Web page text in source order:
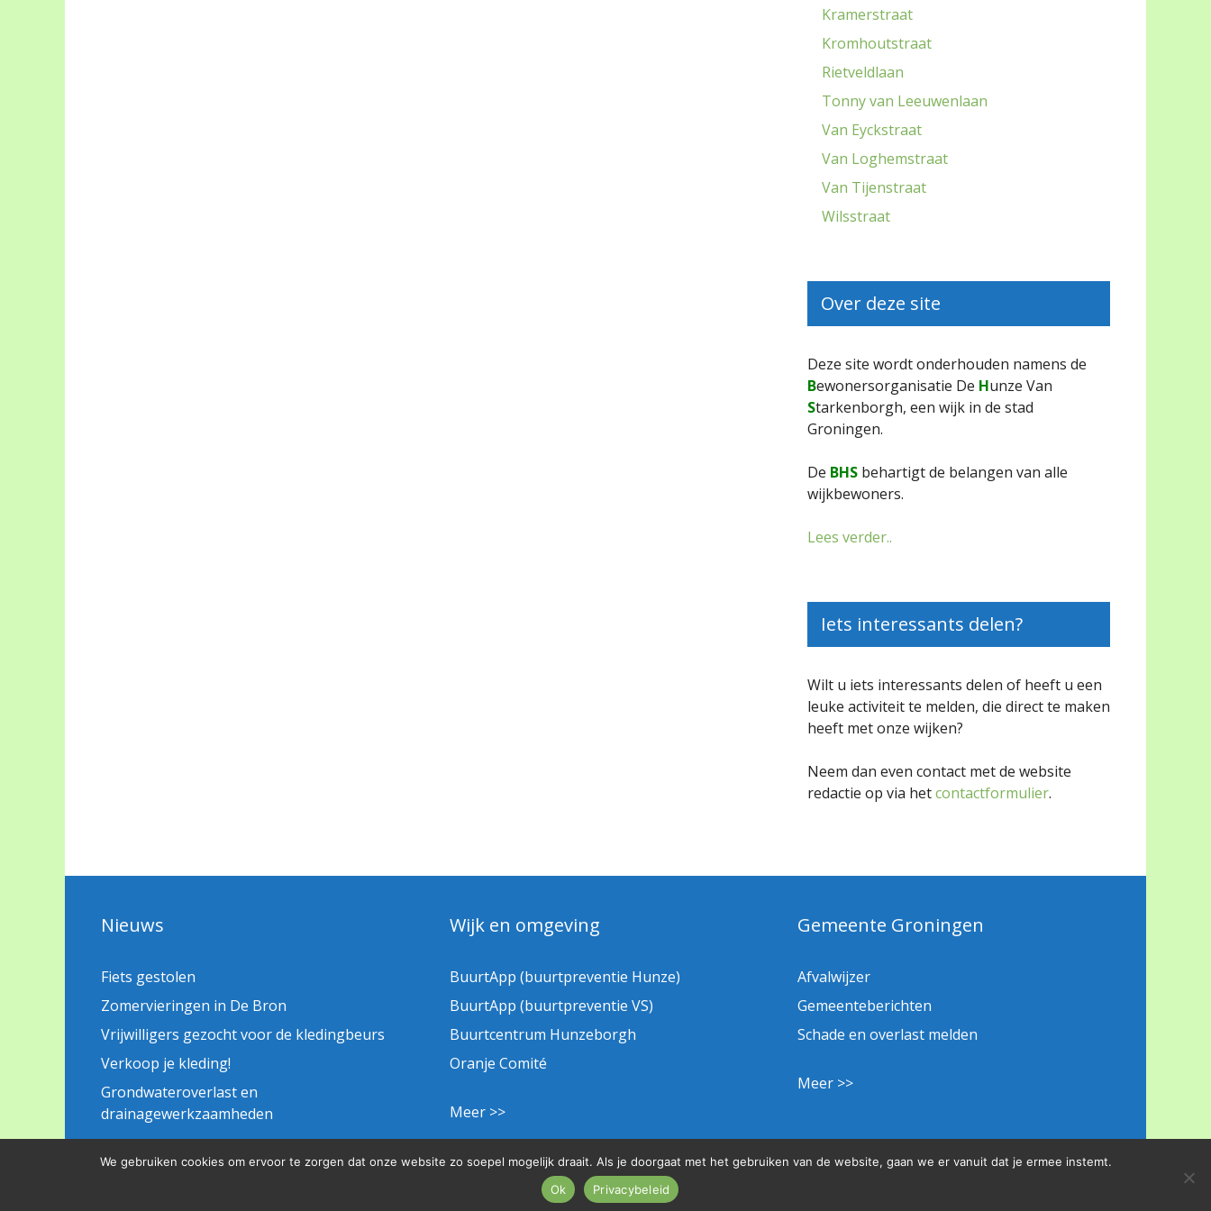
Kramerstraat
Kromhoutstraat
Rietveldlaan
Tonny van Leeuwenlaan
Van Eyckstraat
Van Loghemstraat
Van Tijenstraat
Wilsstraat
Over deze site
Deze site wordt onderhouden namens de
Bewonersorganisatie De Hunze Van
Starkenborgh, een wijk in de stad
Groningen.
De BHS behartigt de belangen van alle
wijkbewoners.
Lees verder..
Iets interessants delen?
Wilt u iets interessants delen of heeft u een
leuke activiteit te melden, die direct te maken
heeft met onze wijken?
Neem dan even contact met de website
redactie op via hetcontactformulier.
Nieuws
Fiets gestolen
Zomervieringen in De Bron
Vrijwilligers gezocht voor de kledingbeurs
Verkoop je kleding!
Grondwateroverlast en
drainagewerkzaamheden
Wijk en omgeving
BuurtApp (buurtpreventie Hunze)
BuurtApp (buurtpreventie VS)
Buurtcentrum Hunzeborgh
Oranje Comité
Meer >>
Gemeente Groningen
Afvalwijzer
Gemeenteberichten
Schade en overlast melden
Meer >>
We gebruiken cookies om ervoor te zorgen dat onze website zo soepel mogelijk draait. Als je doorgaat met het gebruiken van de website, gaan we er vanuit dat je ermee instemt.
Ok
Privacybeleid